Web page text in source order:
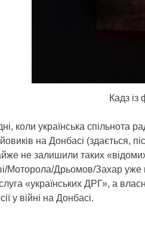
Кадз
коли українська спільнота
на Донбасі (здається,
не залишили таких
Моторола/Дрьомов/Захар уже
«українських ДРГ», а
у війні на Донбасі.